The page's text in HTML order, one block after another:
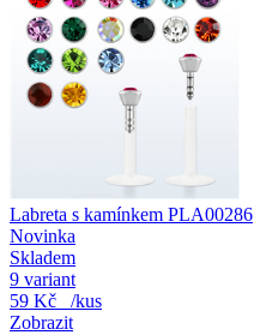
Labreta s kamínkem PLA00286
Novinka
Skladem
9 variant
59 Kč
/kus
Zobrazit